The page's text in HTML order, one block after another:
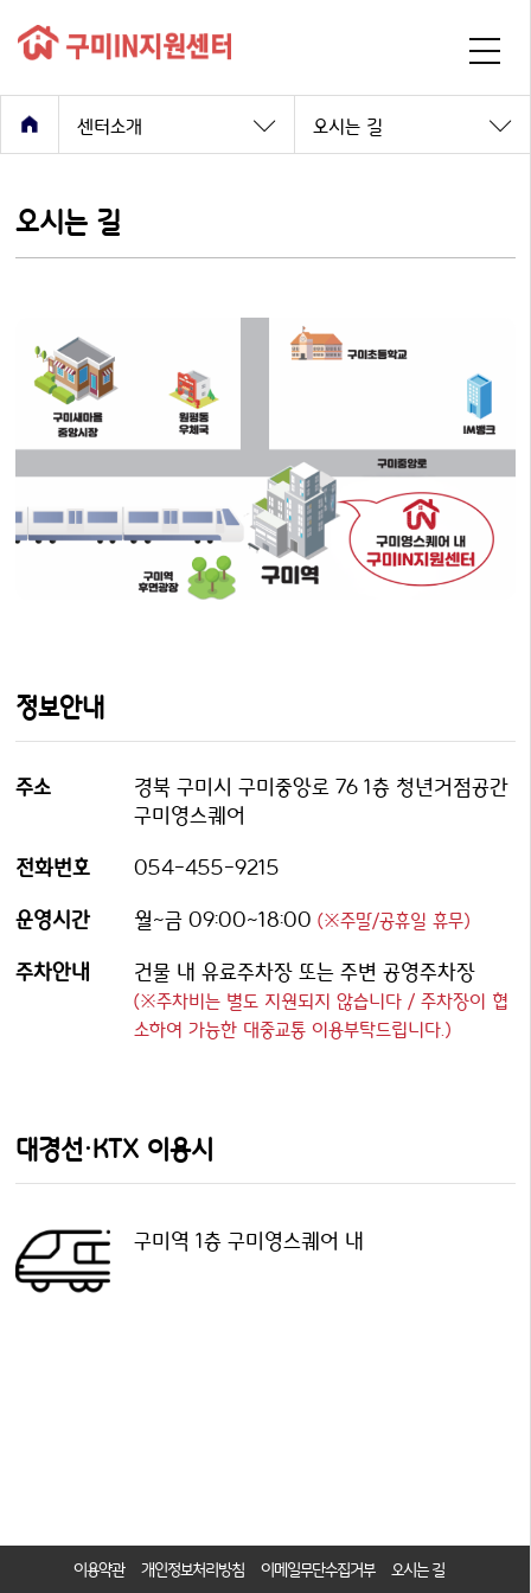
센터소개 오시는 길
오시는 길
정보안내
주소
경북 구미시 구미중앙로 76 1층 청년거점공간
구미영스퀘어
전화번호
054-455-9215
운영시간
월~금 09:00~18:00(※주말/공휴일 휴무)
주차안내 건물 내 유료주차장 또는 주변 공영주차장
(※주차비는 별도 지원되지 않습니다 / 주차장이 협
소하여 가능한 대중교통 이용부탁드립니다.)
대경선·KTX 이용시
구미역 1층 구미영스퀘어 내
이용약관 개인정보처리방침 이메일무단수집거부 오시는 길